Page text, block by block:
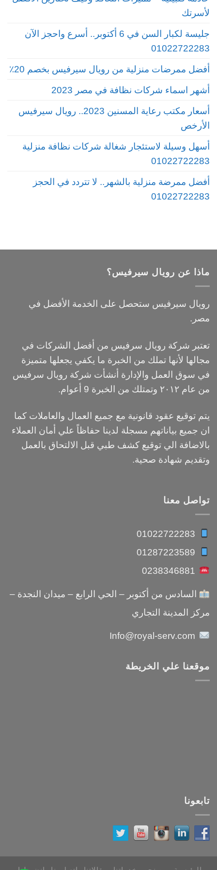
لأسرتك
جليسة لكبار السن في 6 أكتوبر.. أسرع واحجز الآن
01022722283
أفضل ممرضات منزلية من رويال سيرفيس بخصم 20٪
أشهر اسماء شركات نظافة في مصر 2023
أسعار مكتب رعاية المسنين 2023.. رويال سيرفيس
الأرخص
أسهل وسيلة لاستئجار شغالة شركات نظافة منزلية
01022722283
أفضل ممرضة منزلية بالشهر.. لا تتردد في الحجز
01022722283
ماذا عن رويال سيرفيس؟
رويال سيرفيس ستحصل على الخدمة الأفضل في
مصر.
تعتبر شركة رويال سرفيس من أفضل الشركات في
مجالها لأنها تملك من الخبرة ما يكفي يجعلها متميزة
في سوق العمل والإدارة أنشأت شركة رويال سرفيس
من عام ٢٠١٢ وتمتلك من الخبرة 9 أعوام.
يتم توقيع عقود قانونية مع جميع العمال والعاملات كما
ان جميع بياناتهم مسجلة لدينا حفاظاً علي أمان العملاء
بالاضافة الي توقيع كشف طبي قبل الالتحاق بالعمل
وتقديم شهادة صحية.
تواصل معنا
01022722283
01287223589
0238346881
السادس من أكتوبر – الحي الرابع – ميدان النجدة –
مركز المدينة التجاري
Info@royal-serv.com
موقعنا علي الخريطة
تابعونا